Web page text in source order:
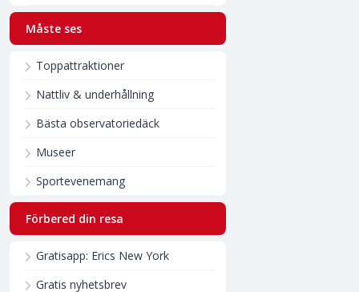
Måste ses
Toppattraktioner
Nattliv & underhållning
Bästa observatoriedäck
Museer
Sportevenemang
Förbered din resa
Gratisapp: Erics New York
Gratis nyhetsbrev